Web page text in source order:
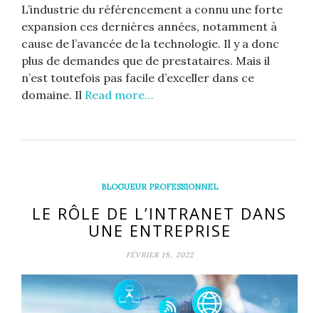
L’industrie du référencement a connu une forte
expansion ces dernières années, notamment à
cause de l’avancée de la technologie. Il y a donc
plus de demandes que de prestataires. Mais il
n’est toutefois pas facile d’exceller dans ce
domaine. Il Read more…
BLOGUEUR PROFESSIONNEL
LE RÔLE DE L’INTRANET DANS
UNE ENTREPRISE
FÉVRIER 18, 2022